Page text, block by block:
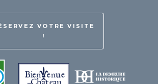
VOTRE VISITE
!